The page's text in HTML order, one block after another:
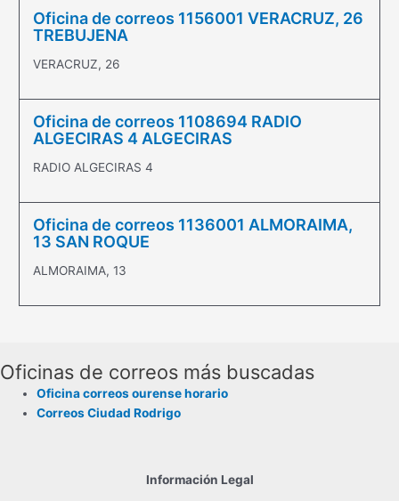
Oficina de correos 1156001 VERACRUZ, 26
TREBUJENA
VERACRUZ, 26
Oficina de correos 1108694 RADIO
ALGECIRAS 4 ALGECIRAS
RADIO ALGECIRAS 4
Oficina de correos 1136001 ALMORAIMA,
13 SAN ROQUE
ALMORAIMA, 13
Oficinas de correos más buscadas
Oficina correos ourense horario
Correos Ciudad Rodrigo
Información Legal